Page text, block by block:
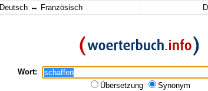
Deutsch ↔ Französisch
Wort:
Übersetzung
Synonym